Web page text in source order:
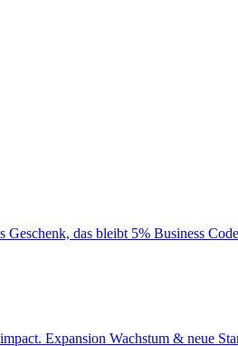
Geschenk, das bleibt 5% Business Code
Expansion Wachstum & neue